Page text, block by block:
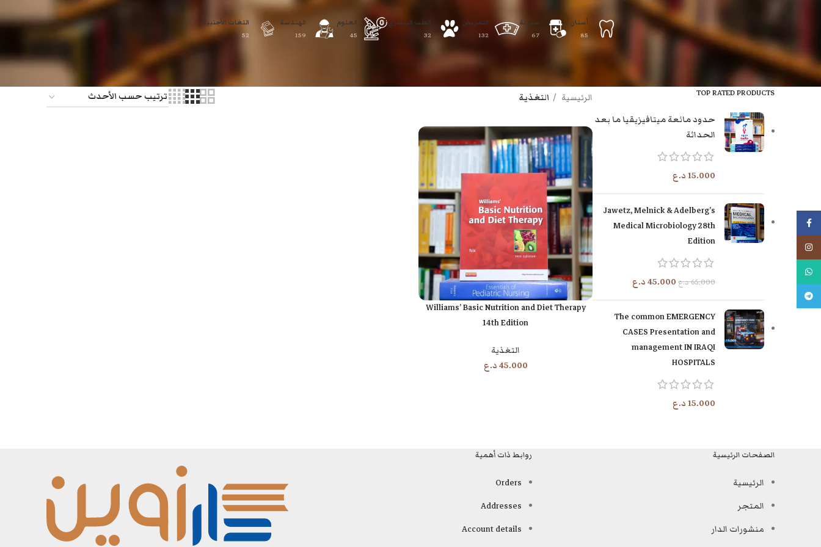
أسنان
85
صيدلة
67
التمريض
132
الطب البيطري
32
العلوم
45
الهندسة
159
اللغات الأجنبية
52
TOP RATED PRODUCTS
حدود مائعة ميتافيزيقيا ما بعد
الحداثة
15.000د.ع
Jawetz, Melnick & Adelberg’s
Medical Microbiology 28th
Edition
65.000د.ع 45.000د.ع
The common EMERGENCY
CASES Presentation and
management IN IRAQI
HOSPITALS
15.000د.ع
الرئيسية التغذية
إضافة إلى السلة
Williams’ Basic Nutrition and Diet Therapy
14th Edition
التغذية
45.000د.ع
الصفحات الرئيسية
الرئيسية
المتجر
منشورات الدار
روابط ذات أهمية
Orders
Addresses
Account details
فيسبوك